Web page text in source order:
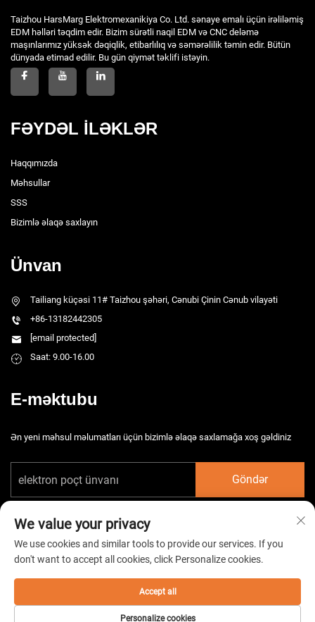
Taizhou HarsMarg Elektromexanikiya Co. Ltd. sənaye emalı üçün irəliləmiş
EDM həlləri təqdim edir. Bizim sürətli naqil EDM və CNC deləmə
maşınlarımız yüksək dəqiqlik, etibarlılıq və səmərəlilik təmin edir. Bütün
dünyada etimad edilir. Bu gün qiymət təklifi istəyin.
FƏYDƏL İLƏKLƏR
Haqqımızda
Məhsullar
SSS
Bizimlə əlaqə saxlayın
Ünvan
Tailiang küçəsi 11# Taizhou şəhəri, Cənubi Çinin Cənub vilayəti
+86-13182442305
[email protected]
Saat: 9.00-16.00
E-məktubu
Ən yeni məhsul məlumatları üçün bizimlə əlaqə saxlamağa xoş gəldiniz
Göndər
Copyright © 2026 Çin Taizhou HarsMarg Elektromexaniki Şirkəti Ltd. Bütün
hüquqlar qorunur. - Gizlilik Siyasəti
We value your privacy
We use cookies and similar tools to provide our services. If you
don't want to accept all cookies, click Personalize cookies.
Personalize cookies
Accept all